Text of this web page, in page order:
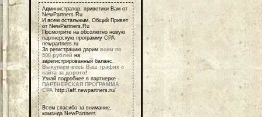
Администратор, приветики Вам от
NewPartners.Ru
И всем остальным, Общий Привет
от NewPartners.Ru
Посмотрите на обсолютно новую
партнерскую программу СРА
newpartners.ru
За регистрацию дарим всем по
500 рублей на
зарегистрированный баланс.
Выкупаем весь Ваш трафик с
сайта за дорого!
Узнай подробнее в партнерке -
ПАРТНЕРСКАЯ ПРОГРАММА
СРА http://aff.newpartners.ru/
Всем спасибо за внимание,
команда NewPartners